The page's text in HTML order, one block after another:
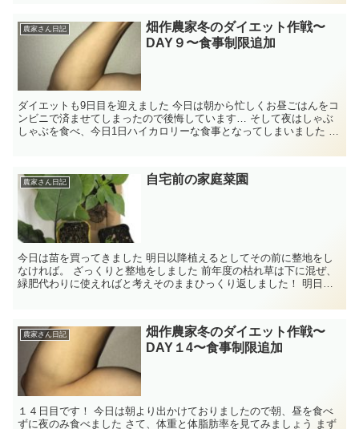
農家さん日記
畑作農家冬のダイエット作戦〜
DAY９〜食事制限追加
ダイエットも9日目を迎えました 今日は朝から忙しくお昼ごはんをコ
ンビニで済ませてしまったので後悔しています… そして夜はしゃぶ
しゃぶを食べ、今日1日ハイカロリーな食事となってしまいました な
農家さん日記 自宅前の家庭菜園
今日は苗を買ってきました 明日以降植えるとしてその前に整地をし
なければ。 ざっくりと整地をしました 前年度の枯れ草は下に混ぜ、
緑肥代わりに使えればと考えそのままひっくり返しました！ 明日は
農家さん日記
畑作農家冬のダイエット作戦〜
DAY１4〜食事制限追加
１４日目です！ 今日は朝より出かけておりましたので朝、昼を食べ
ずに夜のみ食べました さて、体重と体脂肪率を見てみましょう まず